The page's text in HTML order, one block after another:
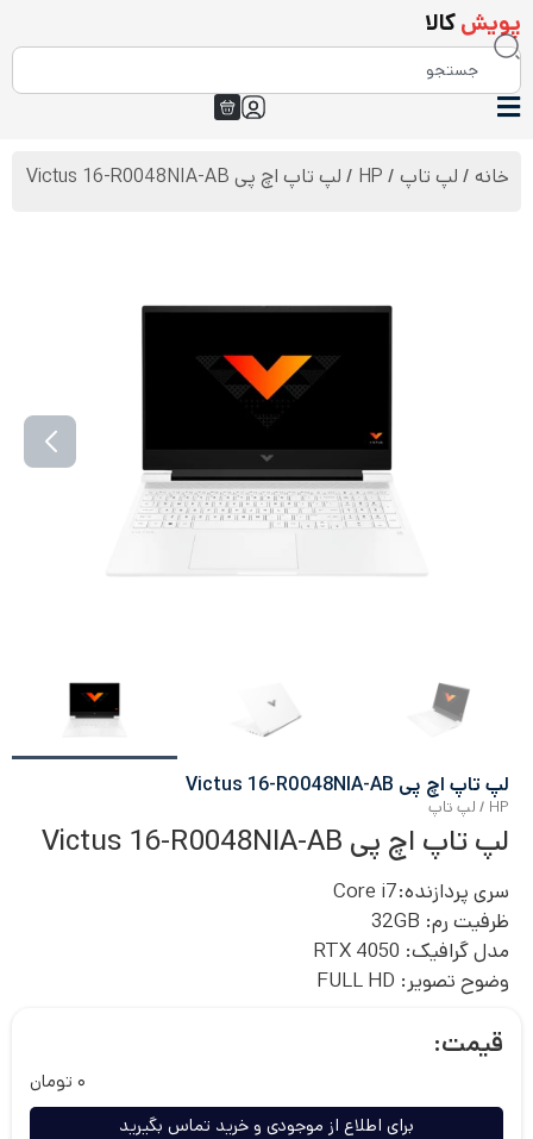
پویشکالا
خانه / لپ تاپ /
HP / لپ تاپ اچ پی Victus 16-R0048NIA-AB
لپ تاپ اچ پی Victus 16-R0048NIA-AB
HP
/ لپ تاپ
لپ تاپ اچ پی Victus 16-R0048NIA-AB
سری پردازنده:Core i7
ظرفیت رم: 32GB
مدل گرافیک: RTX 4050
وضوح تصویر: FULL HD
قیمت:
۰ تومان
برای اطلاع از موجودی و خرید تماس بگیرید